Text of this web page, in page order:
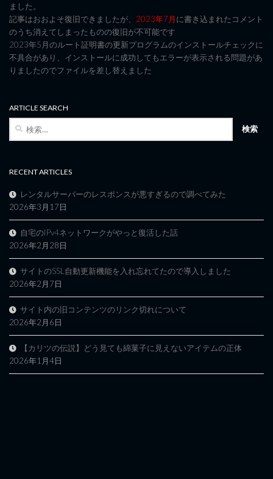
ました。
記事はおおよそ復旧できましたが、 2023年7月に書き込まれたコメント
のうち消えてしまったものの復旧が不可能です
2023年5月のルート証明書の更新プログラムのインストールチェックに
不具合があり、インストールに成功してもエラーが表示される問題があ
りましたのでファイルを差し替えました
ARTICLE SEARCH
RECENT ARTICLES
レンタルサーバーのレスポンスが悪すぎるので調べてみた
2026年3月17日
自宅のIPv4ネットワークがやっと復活した話
2026年2月28日
サイトのSSL自動更新機能を入れ忘れてたので導入しました
2026年2月7日
サイト内の旧コンテンツのリンク切れについて
2026年2月6日
【カリツの伝説】どう見ても綿菓子に見えないアイテムの正体
2026年1月4日